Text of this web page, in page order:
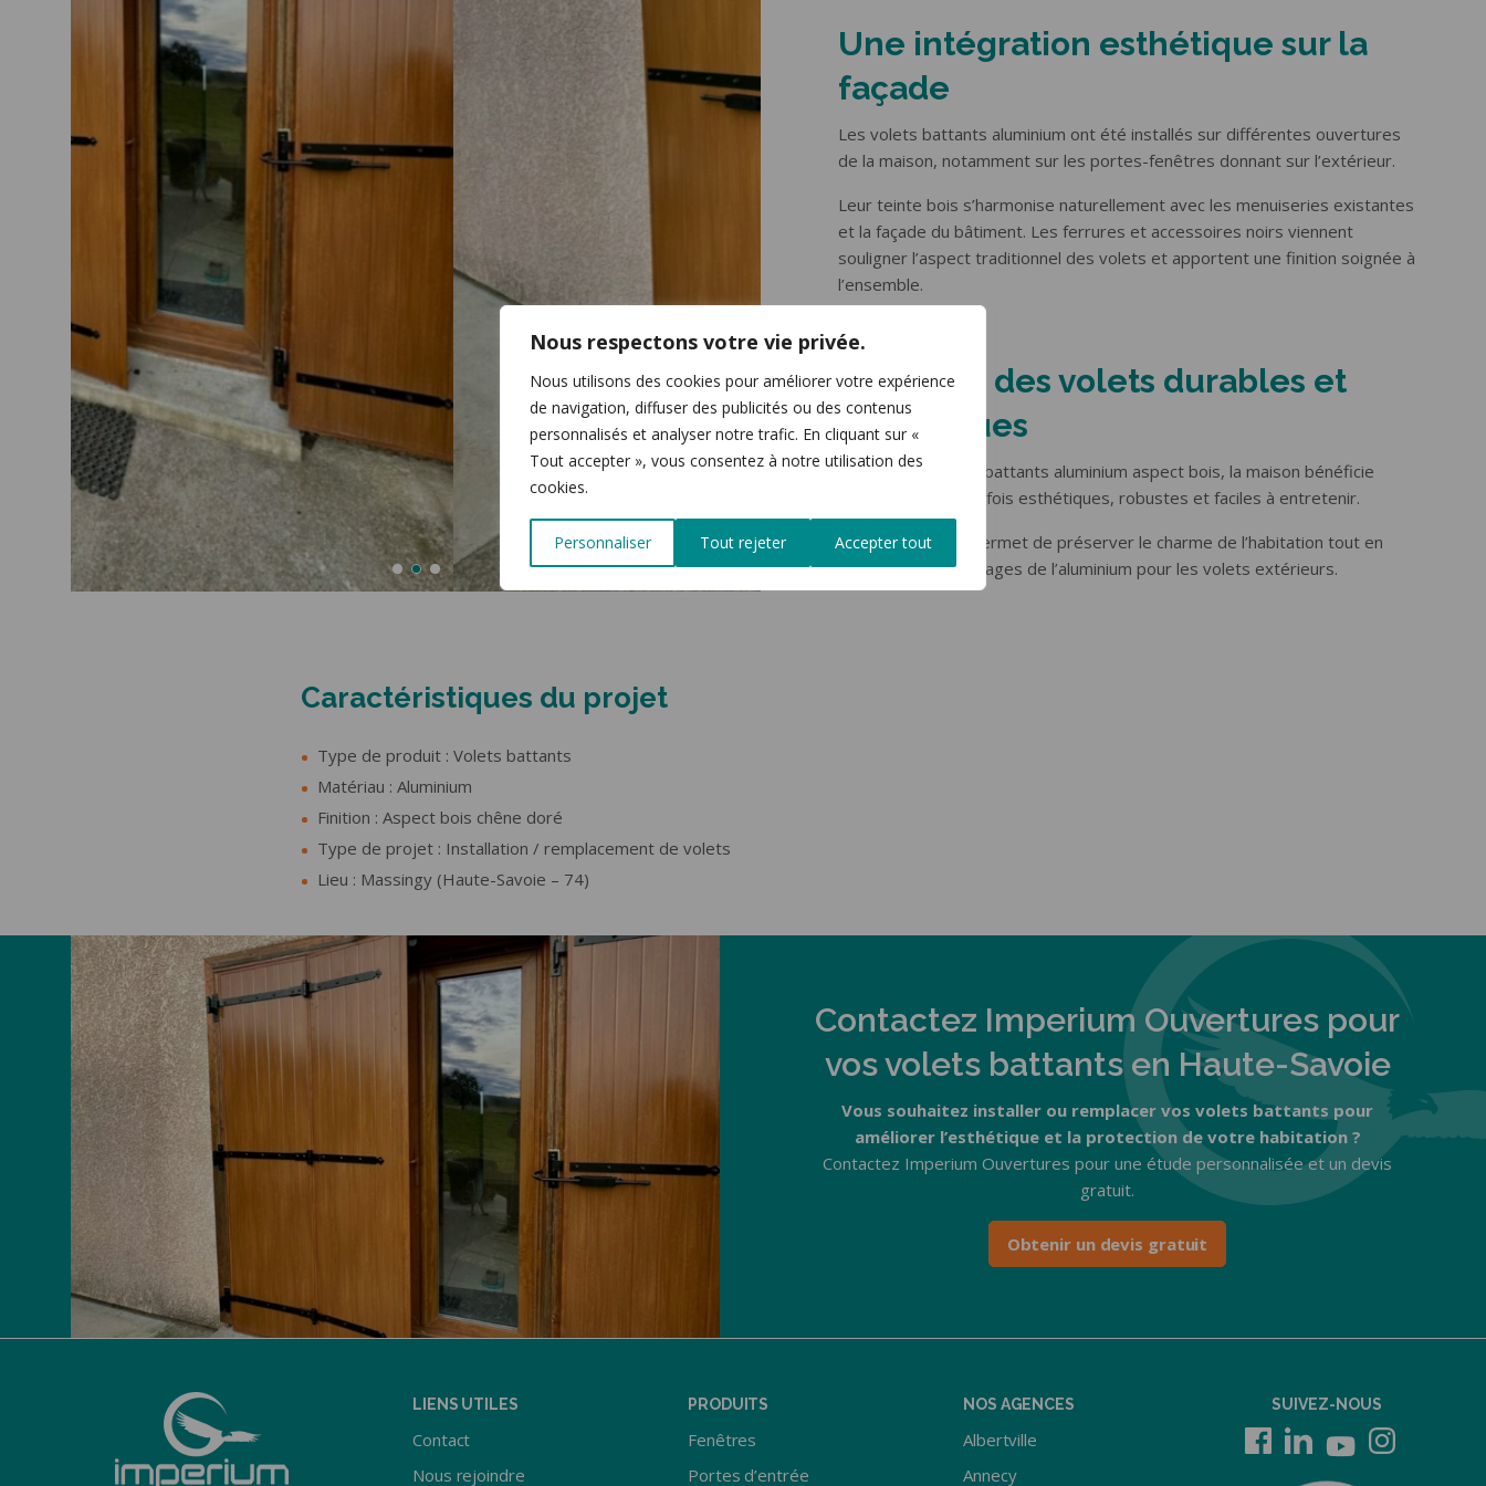
Nous respectons votre vie privée.
Nous utilisons des cookies pour améliorer votre expérience
de navigation, diffuser des publicités ou des contenus
personnalisés et analyser notre trafic. En cliquant sur «
Tout accepter », vous consentez à notre utilisation des
cookies.
Personnaliser Tout rejeter Accepter tout
Une intégration esthétique sur la
façade
Les volets battants aluminium ont été installés sur différentes ouvertures
de la maison, notamment sur les portes-fenêtres donnant sur l’extérieur.
Leur teinte bois s’harmonise naturellement avec les menuiseries existantes
et la façade du bâtiment. Les ferrures et accessoires noirs viennent
souligner l’aspect traditionnel des volets et apportent une finition soignée à
l’ensemble.
Résultat : des volets durables et
esthétiques
Grâce à ces volets battants aluminium aspect bois, la maison bénéficie
d’équipements à la fois esthétiques, robustes et faciles à entretenir.
Cette installation permet de préserver le charme de l’habitation tout en
profitant des avantages de l’aluminium pour les volets extérieurs.
Caractéristiques du projet
Type de produit : Volets battants
Matériau : Aluminium
Finition : Aspect bois chêne doré
Type de projet : Installation / remplacement de volets
Lieu : Massingy (Haute-Savoie – 74)
Contactez Imperium Ouvertures pour
vos volets battants en Haute-Savoie
Vous souhaitez installer ou remplacer vos volets battants pour
améliorer l’esthétique et la protection de votre habitation ?
Contactez Imperium Ouvertures pour une étude personnalisée et un devis
gratuit.
Obtenir un devis gratuit
LIENS UTILES
Contact
Nous rejoindre
PRODUITS
Fenêtres
Portes d’entrée
NOS AGENCES
Albertville
Annecy
SUIVEZ-NOUS